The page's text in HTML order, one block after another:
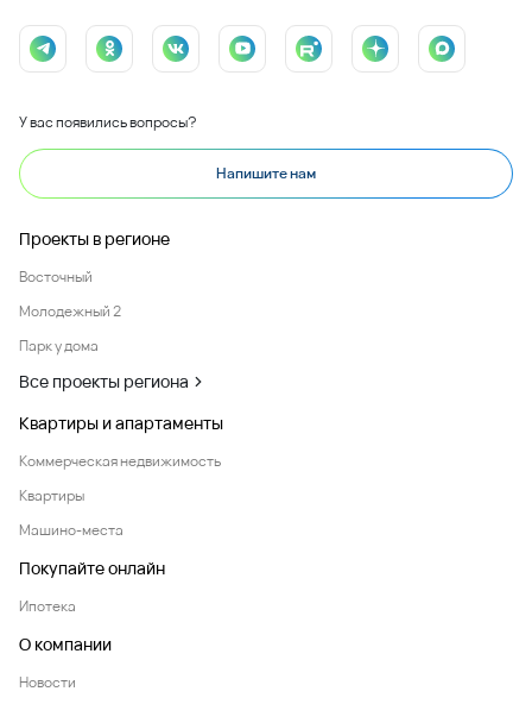
У вас появились вопросы?
Напишите нам
Проекты в регионе
Восточный
Молодежный 2
Парк у дома
Все проекты региона
Квартиры и апартаменты
Коммерческая недвижимость
Квартиры
Машино-места
Покупайте онлайн
Ипотека
О компании
Новости